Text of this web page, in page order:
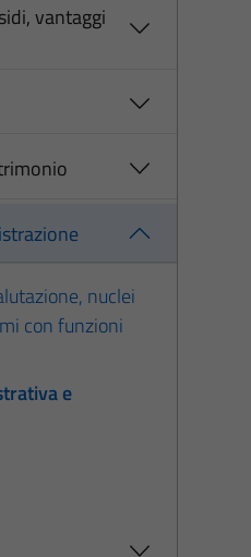
vantaggi
nuclei
con funzioni
e